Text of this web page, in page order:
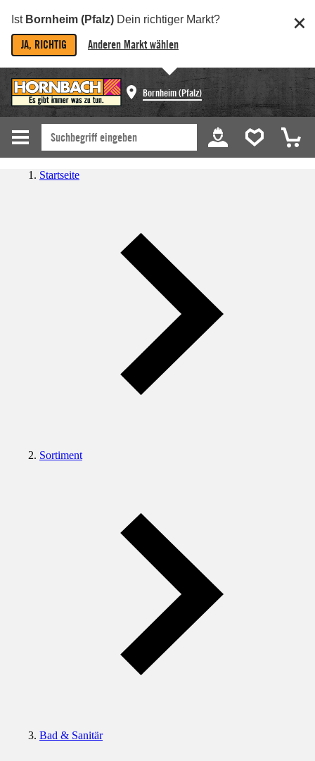
Ist Bornheim (Pfalz) Dein richtiger Markt?
JA, RICHTIG Anderen Markt wählen
Bornheim (Pfalz)
Startseite
Sortiment
Bad & Sanitär